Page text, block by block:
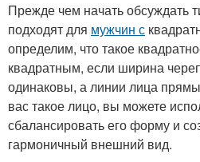
Прежде чем начать обсуждать
подходят для мужчин с
определим, что такое
квадратным, если ширина
одинаковы, а линии лица
вас такое лицо, вы можете
сбалансировать его форму и
гармоничный внешний вид.